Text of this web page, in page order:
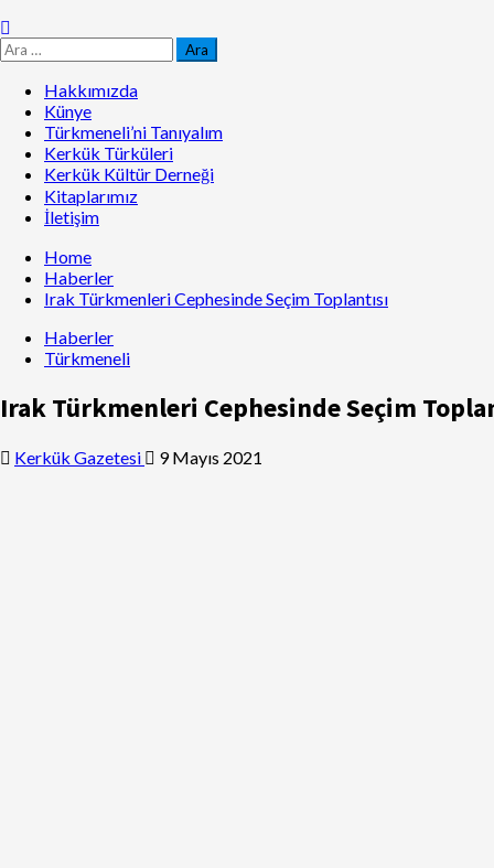
Hakkımızda
Künye
Türkmeneli’ni Tanıyalım
Kerkük Türküleri
Kerkük Kültür Derneği
Kitaplarımız
İletişim
Home
Haberler
Irak Türkmenleri Cephesinde Seçim Toplantısı
Haberler
Türkmeneli
Irak Türkmenleri Cephesinde Seçim
Kerkük Gazetesi 9 Mayıs 2021